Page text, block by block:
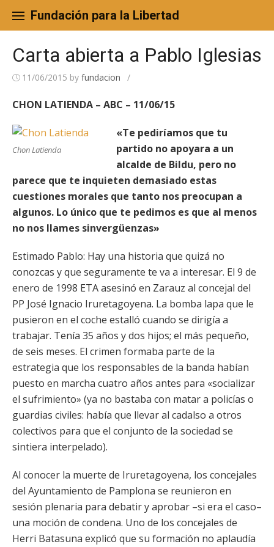
content
Fundación para la Libertad
Carta abierta a Pablo Iglesias
11/06/2015 by fundacion /
CHON LATIENDA – ABC – 11/06/15
Chon Latienda
«Te pediríamos que tu
partido no apoyara a un
alcalde de Bildu, pero no
parece que te inquieten demasiado estas
cuestiones morales que tanto nos preocupan a
algunos. Lo único que te pedimos es que al menos
no nos llames sinvergüenzas»
Estimado Pablo: Hay una historia que quizá no
conozcas y que seguramente te va a interesar. El 9 de
enero de 1998 ETA asesinó en Zarauz al concejal del
PP José Ignacio Iruretagoyena. La bomba lapa que le
pusieron en el coche estalló cuando se dirigía a
trabajar. Tenía 35 años y dos hijos; el más pequeño,
de seis meses. El crimen formaba parte de la
estrategia que los responsables de la banda habían
puesto en marcha cuatro años antes para «socializar
el sufrimiento» (ya no bastaba con matar a policías o
guardias civiles: había que llevar al cadalso a otros
colectivos para que el conjunto de la sociedad se
sintiera interpelado).
Al conocer la muerte de Iruretagoyena, los concejales
del Ayuntamiento de Pamplona se reunieron en
sesión plenaria para debatir y aprobar –si era el caso–
una moción de condena. Uno de los concejales de
Herri Batasuna explicó que su formación no aplaudía